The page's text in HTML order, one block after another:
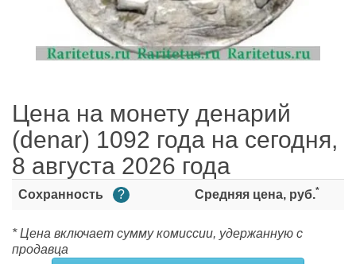
Цена на монету денарий
(denar) 1092 года на сегодня,
8 августа 2026 года
Сохранность ? Средняя цена, руб.*
* Цена включает сумму комиссии, удержанную с
продавца